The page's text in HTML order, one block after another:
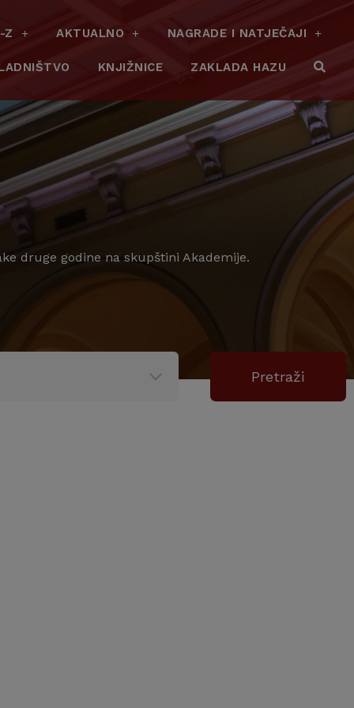
Z AKTUALNO NAGRADE I NATJEČAJI
KNJIŽNICE ZAKLADA HAZU
druge godine na skupštini Akademije.